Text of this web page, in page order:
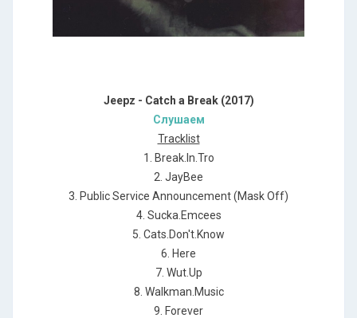
Jeepz - Catch a Break (2017)
Слушаем
Tracklist
1. Break.In.Tro
2. JayBee
3. Public Service Announcement (Mask Off)
4. Sucka.Emcees
5. Cats.Don't.Know
6. Here
7. Wut.Up
8. Walkman.Music
9. Forever